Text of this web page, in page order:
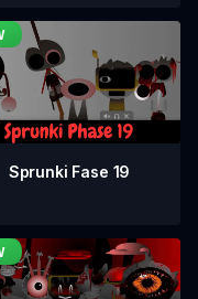
Sprunki Fase 19